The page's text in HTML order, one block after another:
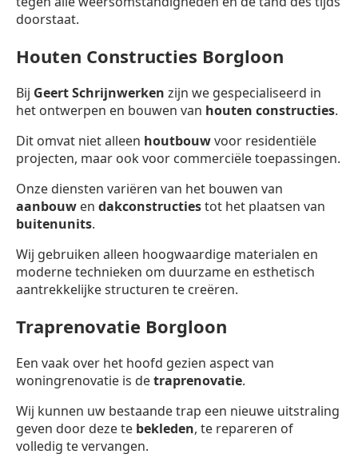
doorstaat.
Houten Constructies Borgloon
Bij Geert Schrijnwerken zijn we gespecialiseerd in
het ontwerpen en bouwen van houten constructies.
Dit omvat niet alleen houtbouwvoor residentiële
projecten, maar ook voor commerciële toepassingen.
Onze diensten variëren van het bouwen van
aanbouw en dakconstructiestot het plaatsen van
buitenunits.
Wij gebruiken alleen hoogwaardige materialen en
moderne technieken om duurzame en esthetisch
aantrekkelijke structuren te creëren.
Traprenovatie Borgloon
Een vaak over het hoofd gezien aspect van
woningrenovatie is detraprenovatie.
Wij kunnen uw bestaande trap een nieuwe uitstraling
geven door deze te bekleden, te repareren of
volledig te vervangen.